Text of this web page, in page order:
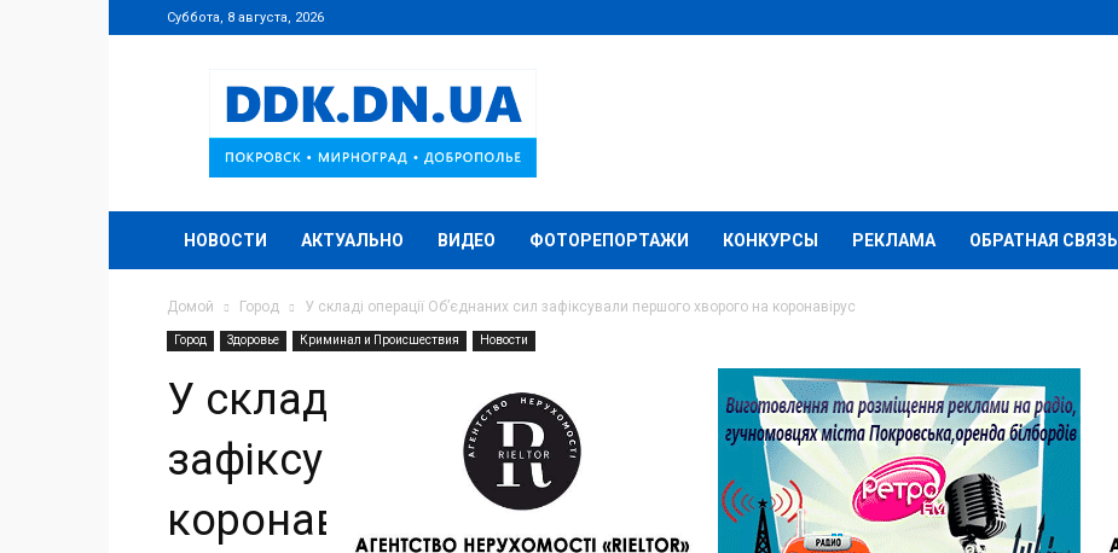
Суббота, 8 августа, 2026
DDK.DN.UA
НОВОСТИ АКТУАЛЬНО ВИДЕО ФОТОРЕПОРТАЖИ КОНКУРСЫ РЕКЛАМА ОБРАТНАЯ СВЯЗЬ
Домой Город У складі операції Об’єднаних сил зафіксували першого хворого на коронавірус
Город Здоровье Криминал и Происшествия Новости
У складі операції Об’єднаних сил
зафіксували першого хворого на
коронавірус